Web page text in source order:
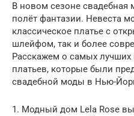
В новом сезоне свадебная
полёт фантазии. Невеста
классическое платье с
шлейфом, так и более
Расскажем о самых лучших
платьев, которые были
свадебной моды в Нью-
1. Модный дом Lela Rose